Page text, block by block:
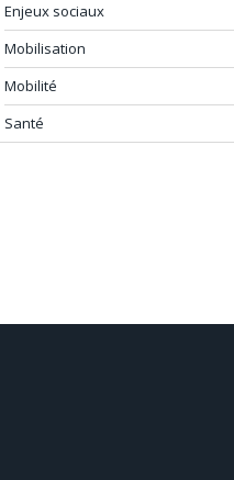
Enjeux sociaux
Mobilisation
Mobilité
Santé